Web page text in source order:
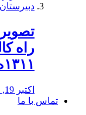
راه
۱۳۱۱ه ش
اکتبر 19, 2019
تماس با ما